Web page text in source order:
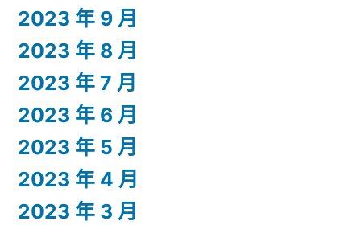
2023 年 9 月
2023 年 8 月
2023 年 7 月
2023 年 6 月
2023 年 5 月
2023 年 4 月
2023 年 3 月